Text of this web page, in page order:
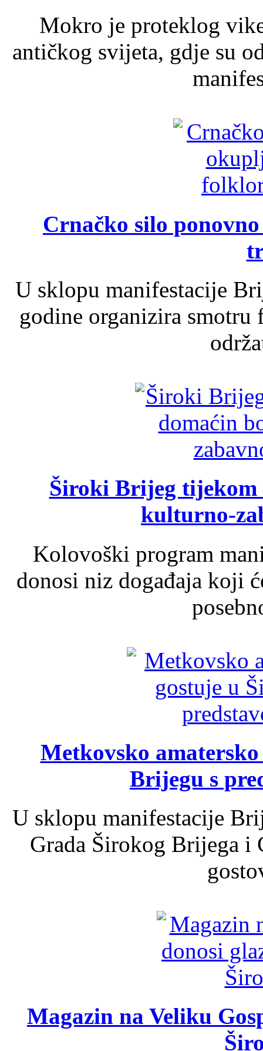
Mokro je proteklog
antičkog svijeta, gdje su
Crnačko silo
U sklopu manifestacije
godine organizira
Široki Brijeg tijekom
kulturno-
Kolovoški program
donosi niz događaja koji
Metkovsko
Brijegu s
U sklopu manifestacije
Grada Širokog Brijega
Magazin na Veliku